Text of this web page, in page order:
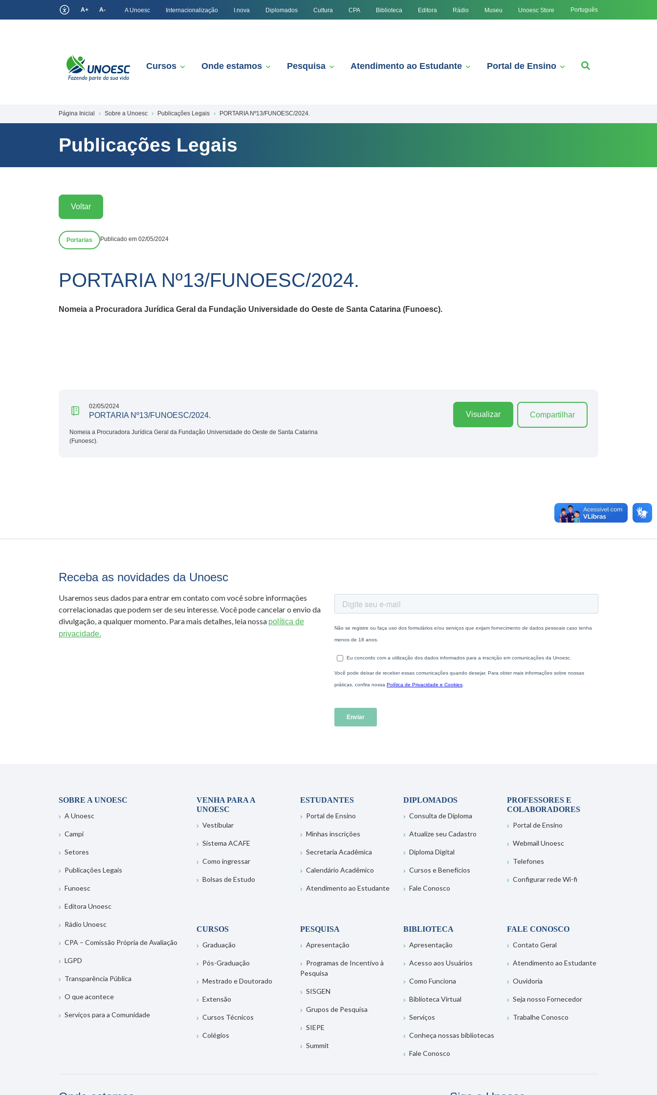
A+ A- A Unoesc Internacionalização I.nova Diplomados Cultura CPA Biblioteca Editora Rádio Museu Unoesc Store Português
Cursos Onde estamos Pesquisa Atendimento ao Estudante Portal de Ensino
Página Inicial Sobre a Unoesc Publicações Legais PORTARIA Nº13/FUNOESC/2024.
Publicações Legais
Voltar
Portarias Publicado em 02/05/2024
PORTARIA Nº13/FUNOESC/2024.
Nomeia a Procuradora Jurídica Geral da Fundação Universidade do Oeste de Santa Catarina (Funoesc).
02/05/2024
PORTARIA Nº13/FUNOESC/2024.
Nomeia a Procuradora Jurídica Geral da Fundação Universidade do Oeste de Santa Catarina
(Funoesc).
Visualizar Compartilhar
Receba as novidades da Unoesc
Usaremos seus dados para entrar em contato com você sobre informações
correlacionadas que podem ser de seu interesse. Você pode cancelar o envio da
divulgação, a qualquer momento. Para mais detalhes, leia nossa política de
privacidade.
SOBRE A UNOESC
A Unoesc
Campi
Setores
Publicações Legais
Funoesc
Editora Unoesc
Rádio Unoesc
CPA – Comissão Própria de Avaliação
LGPD
Transparência Pública
O que acontece
Serviços para a Comunidade
VENHA PARA A
UNOESC
Vestibular
Sistema ACAFE
Como ingressar
Bolsas de Estudo
ESTUDANTES
Portal de Ensino
Minhas inscrições
Secretaria Acadêmica
Calendário Acadêmico
Atendimento ao Estudante
DIPLOMADOS
Consulta de Diploma
Atualize seu Cadastro
Diploma Digital
Cursos e Benefícios
Fale Conosco
PROFESSORES E
COLABORADORES
Portal de Ensino
Webmail Unoesc
Telefones
Configurar rede Wi-fi
CURSOS
Graduação
Pós-Graduação
Mestrado e Doutorado
Extensão
Cursos Técnicos
Colégios
PESQUISA
Apresentação
Programas de Incentivo à
Pesquisa
SISGEN
Grupos de Pesquisa
SIEPE
Summit
BIBLIOTECA
Apresentação
Acesso aos Usuários
Como Funciona
Biblioteca Virtual
Serviços
Conheça nossas bibliotecas
Fale Conosco
FALE CONOSCO
Contato Geral
Atendimento ao Estudante
Ouvidoria
Seja nosso Fornecedor
Trabalhe Conosco